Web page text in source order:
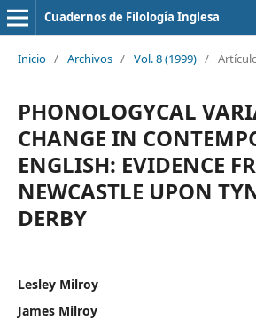
Cuadernos de Filología Inglesa
Inicio / Archivos / Vol. 8 (1999) /
PHONOLOGYCAL
CHANGE IN
ENGLISH: EVIDENCE
NEWCASTLE UPON
DERBY
Lesley Milroy
James Milroy